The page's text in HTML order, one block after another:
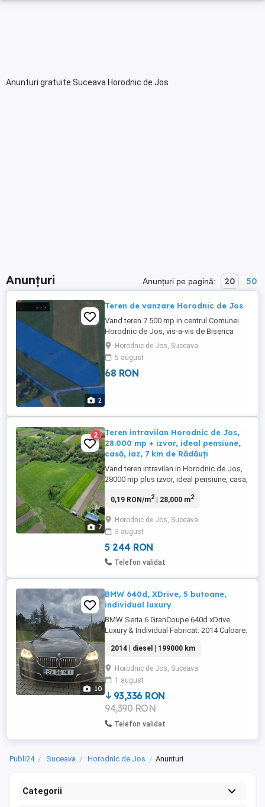
Anunturi gratuite Suceava Horodnic de Jos
Anunțuri Anunțuri pe pagină: 20 50
2
Teren de vanzare Horodnic de Jos
Vand teren 7.500 mp in centrul Comunei
Horodnic de Jos, vis-a-vis de Biserica
Crestina Buna Vestire.
Horodnic de Jos, Suceava
5 august
68 RON
7
2
Teren intravilan Horodnic de Jos,
28.000 mp + izvor, ideal pensiune,
casă, iaz, 7 km de Rădăuți
Vand teren intravilan in Horodnic de Jos,
28000 mp plus izvor, ideal pensiune, casa,
teren intravilan in Horodnic de Jos, zona
casa de vacanta. Locatie: Horodnic de
Jos, la doar 7 km de Radauti Zona foarte
linistita, cu priveliste ...
0,19 RON/m2| 28,000 m2
Horodnic de Jos, Suceava
3 august
5 244 RON
Telefon validat
10
BMW 640d, XDrive, 5 butoane,
individual luxury
BMW Seria 6 GranCoupe 640d xDrive
Luxury & Individual Fabricat: 2014 Culoare:
Individual ) Kilometraj actual: 197.300 km
(în creștere mașina este utilizată regulat)
Istoric complet în reprezentanță BMW
(Italia) Motorizare și transmisie 3.0 Diesel
BiTurbo ...
2014 | diesel | 199000 km
Horodnic de Jos, Suceava
1 august
93,336 RON
94,390 RON
Telefon validat
Publi24 Suceava Horodnic de Jos Anunturi
Categorii